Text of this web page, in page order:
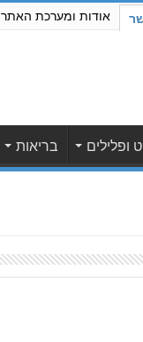
אודות ומערכת האתר
ופלילים בריאות